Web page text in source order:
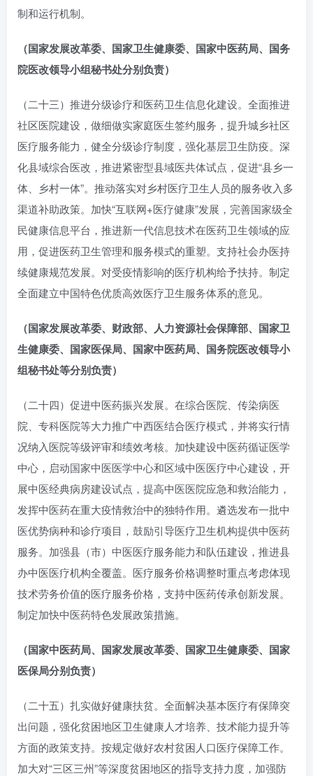
制和运行机制。
（国家发展改革委、国家卫生健康委、国家中医药局、国务
院医改领导小组秘书处分别负责）
（二十三）推进分级诊疗和医药卫生信息化建设。全面推进
社区医院建设，做细做实家庭医生签约服务，提升城乡社区
医疗服务能力，健全分级诊疗制度，强化基层卫生防疫。深
化县域综合医改，推进紧密型县域医共体试点，促进“县乡一
体、乡村一体”。推动落实对乡村医疗卫生人员的服务收入多
渠道补助政策。加快“互联网+医疗健康”发展，完善国家级全
民健康信息平台，推进新一代信息技术在医药卫生领域的应
用，促进医药卫生管理和服务模式的重塑。支持社会办医持
续健康规范发展。对受疫情影响的医疗机构给予扶持。制定
全面建立中国特色优质高效医疗卫生服务体系的意见。
（国家发展改革委、财政部、人力资源社会保障部、国家卫
生健康委、国家医保局、国家中医药局、国务院医改领导小
组秘书处等分别负责）
（二十四）促进中医药振兴发展。在综合医院、传染病医
院、专科医院等大力推广中西医结合医疗模式，并将实行情
况纳入医院等级评审和绩效考核。加快建设中医药循证医学
中心，启动国家中医医学中心和区域中医医疗中心建设，开
展中医经典病房建设试点，提高中医医院应急和救治能力，
发挥中医药在重大疫情救治中的独特作用。遴选发布一批中
医优势病种和诊疗项目，鼓励引导医疗卫生机构提供中医药
服务。加强县（市）中医医疗服务能力和队伍建设，推进县
办中医医疗机构全覆盖。医疗服务价格调整时重点考虑体现
技术劳务价值的医疗服务价格，支持中医药传承创新发展。
制定加快中医药特色发展政策措施。
（国家中医药局、国家发展改革委、国家卫生健康委、国家
医保局分别负责）
（二十五）扎实做好健康扶贫。全面解决基本医疗有保障突
出问题，强化贫困地区卫生健康人才培养、技术能力提升等
方面的政策支持。按规定做好农村贫困人口医疗保障工作。
加大对“三区三州”等深度贫困地区的指导支持力度，加强防